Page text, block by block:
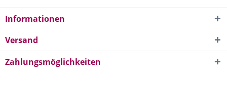
Informationen
Versand
Zahlungsmöglichkeiten